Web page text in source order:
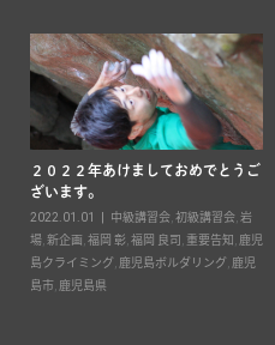
２０２２年あけましておめでとうご
ざいます。
2022.01.01 中級講習会,初級講習会,岩
場,新企画,福岡 彰,福岡 良司 , 重要告知 ,鹿児
島クライミング ,鹿児島ボルダリング ,鹿児
島市,鹿児島県